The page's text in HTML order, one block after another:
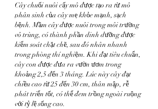
Cây chuối nuôi cấy mô được tạo ra từ mô
phân sinh của cây mẹ khỏe mạnh, sạch
bệnh. Mầm cây được nuôi trong môi trường
vô trùng, có thành phần dinh dưỡng được
kiểm soát chặt chẽ, sau đó nhân nhanh
trong phòng thí nghiệm. Khi đạt tiêu chuẩn,
cây con được đưa ra vườn ươm trong
khoảng 2,5 đến 3 tháng. Lúc này cây đạt
chiều cao từ 25 đến 30 cm, thân mập, rễ
phát triển tốt, có thể đem trồng ngoài ruộng
với tỷ lệ sống cao.